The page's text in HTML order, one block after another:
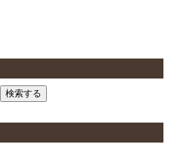
検索する